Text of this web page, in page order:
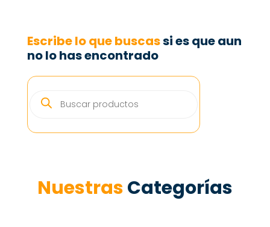
Escribe lo que buscassi es que aun
no lo has encontrado
NuestrasCategorías